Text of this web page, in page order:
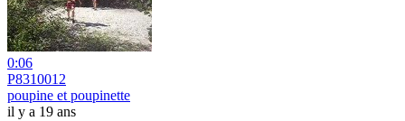
0:06
P8310012
poupine et poupinette
il y a 19 ans